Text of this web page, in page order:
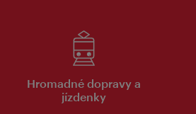
Hromadné dopravy a
jízdenky